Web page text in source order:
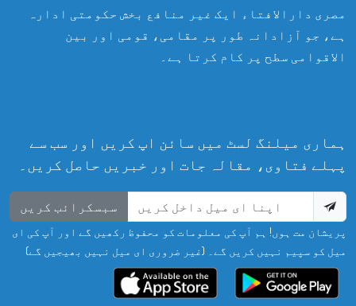
مصری دارالافتاء ایک غیر منافع بخش حکومتی ادارہ
ہے، جو آزادانہ طور پر مقامی، قومی اور بین
الاقوامی سطح پر کام کرتا ہے۔
ہماری میلنگ لسٹ میں سائن اپ کریں اور سب سے
پہلے فتاوی، مقالہ جات اور خبریں حاصل کریں۔
سبسکرائب کریں
پریشان مت ہوں! ہم آپ کی معلومات کو محفوظ رکھیں گے اور آپ کی ای
میل کو سپیم نہیں کریں گے۔ (غیر ضروری ای میل نہیں بھیجیں گے)